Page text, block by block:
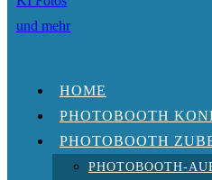
HOME
PHOTOBOOTH
PHOTOBOOTH
PHOTOBOOTH-